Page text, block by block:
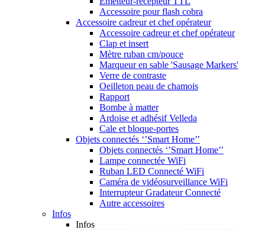
Accessoire pour flash cobra
Accessoire cadreur et chef opérateur
Accessoire cadreur et chef opérateur
Clap et insert
Mètre ruban cm/pouce
Marqueur en sable 'Sausage Markers'
Verre de contraste
Oeilleton peau de chamois
Rapport
Bombe à matter
Ardoise et adhésif Velleda
Cale et bloque-portes
Objets connectés ‘’Smart Home’’
Objets connectés ‘’Smart Home’’
Lampe connectée WiFi
Ruban LED Connecté WiFi
Caméra de vidéosurveillance WiFi
Interrupteur Gradateur Connecté
Autre accessoires
Infos
Infos